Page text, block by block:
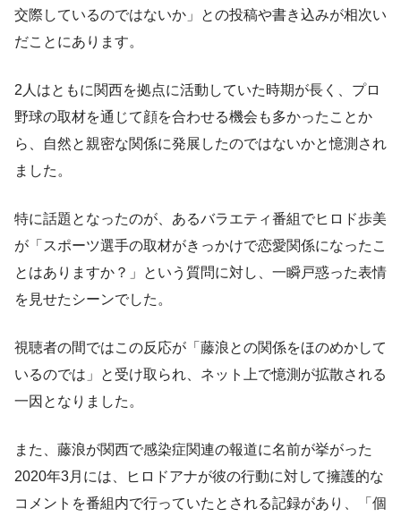
交際しているのではないか」との投稿や書き込みが相次い
だことにあります。
2人はともに関西を拠点に活動していた時期が長く、プロ
野球の取材を通じて顔を合わせる機会も多かったことか
ら、自然と親密な関係に発展したのではないかと憶測され
ました。
特に話題となったのが、あるバラエティ番組でヒロド歩美
が「スポーツ選手の取材がきっかけで恋愛関係になったこ
とはありますか？」という質問に対し、一瞬戸惑った表情
を見せたシーンでした。
視聴者の間ではこの反応が「藤浪との関係をほのめかして
いるのでは」と受け取られ、ネット上で憶測が拡散される
一因となりました。
また、藤浪が関西で感染症関連の報道に名前が挙がった
2020年3月には、ヒロドアナが彼の行動に対して擁護的な
コメントを番組内で行っていたとされる記録があり、「個